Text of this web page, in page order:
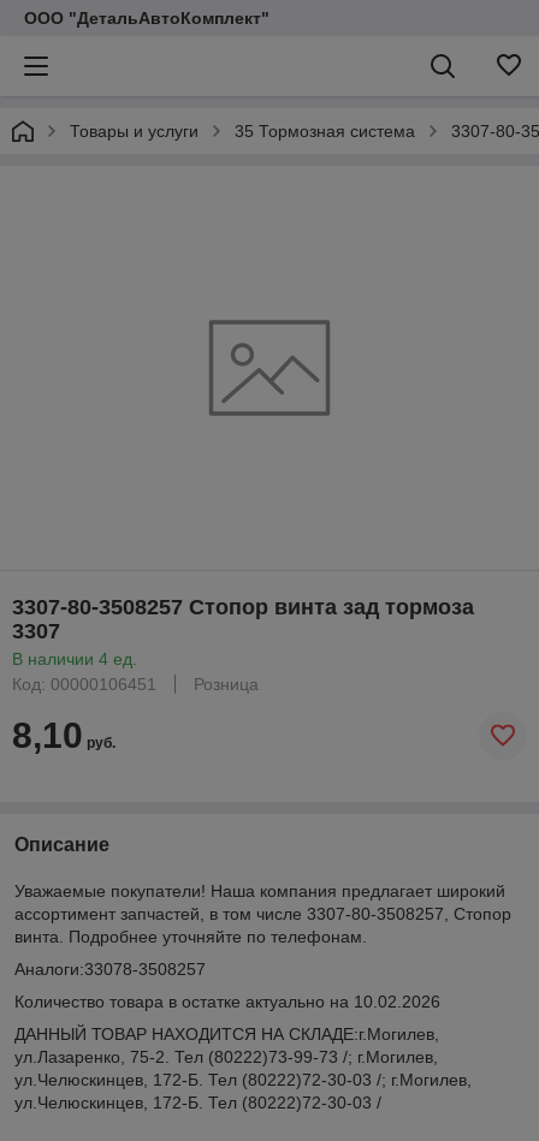
ООО "ДетальАвтоКомплект"
Товары и услуги 35 Тормозная система 3307-80-
3307-80-3508257 Стопор винта зад тормоза
3307
В наличии 4 ед.
Код: 00000106451
Розница
8,10 руб.
Описание
Уважаемые покупатели! Наша компания предлагает широкий
ассортимент запчастей, в том числе 3307-80-3508257, Стопор
винта. Подробнее уточняйте по телефонам.
Аналоги:33078-3508257
Количество товара в остатке актуально на 10.02.2026
ДАННЫЙ ТОВАР НАХОДИТСЯ НА СКЛАДE:г.Могилев,
ул.Лазаренко, 75-2. Тел (80222)73-99-73 /; г.Могилев,
ул.Челюскинцев, 172-Б. Тел (80222)72-30-03 /; г.Могилев,
ул.Челюскинцев, 172-Б. Тел (80222)72-30-03 /